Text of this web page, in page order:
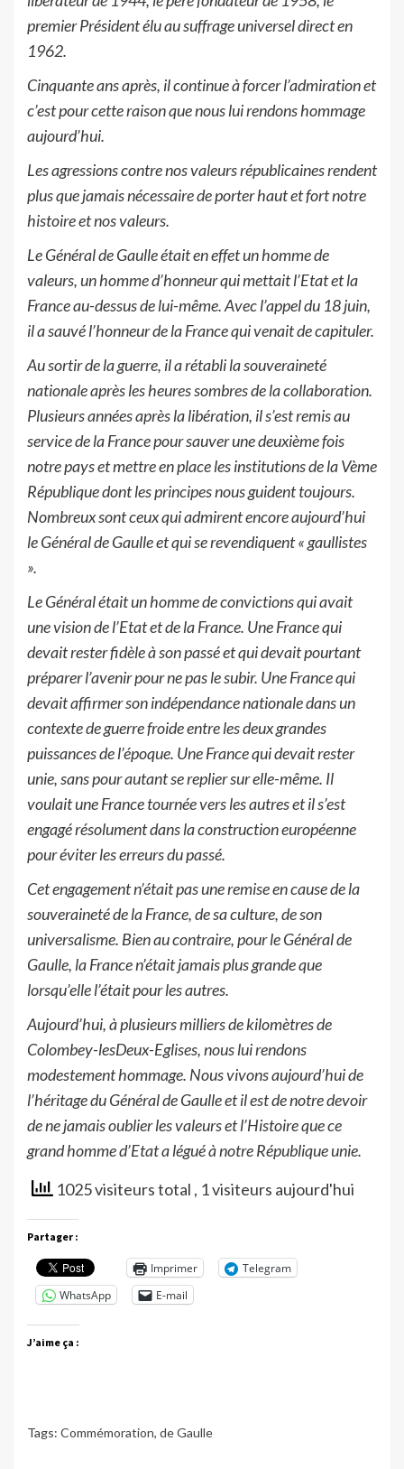
premier Président élu au suffrage universel direct en
1962.
Cinquante ans après, il continue à forcer l’admiration et
c’est pour cette raison que nous lui rendons hommage
aujourd’hui.
Les agressions contre nos valeurs républicaines rendent
plus que jamais nécessaire de porter haut et fort notre
histoire et nos valeurs.
Le Général de Gaulle était en effet un homme de
valeurs, un homme d’honneur qui mettait l’Etat et la
France au-dessus de lui-même. Avec l’appel du 18 juin,
il a sauvé l’honneur de la France qui venait de capituler.
Au sortir de la guerre, il a rétabli la souveraineté
nationale après les heures sombres de la collaboration.
Plusieurs années après la libération, il s’est remis au
service de la France pour sauver une deuxième fois
notre pays et mettre en place les institutions de la Vème
République dont les principes nous guident toujours.
Nombreux sont ceux qui admirent encore aujourd’hui
le Général de Gaulle et qui se revendiquent « gaullistes
».
Le Général était un homme de convictions qui avait
une vision de l’Etat et de la France. Une France qui
devait rester fidèle à son passé et qui devait pourtant
préparer l’avenir pour ne pas le subir. Une France qui
devait affirmer son indépendance nationale dans un
contexte de guerre froide entre les deux grandes
puissances de l’époque. Une France qui devait rester
unie, sans pour autant se replier sur elle-même. Il
voulait une France tournée vers les autres et il s’est
engagé résolument dans la construction européenne
pour éviter les erreurs du passé.
Cet engagement n’était pas une remise en cause de la
souveraineté de la France, de sa culture, de son
universalisme. Bien au contraire, pour le Général de
Gaulle, la France n’était jamais plus grande que
lorsqu’elle l’était pour les autres.
Aujourd’hui, à plusieurs milliers de kilomètres de
Colombey-lesDeux-Eglises, nous lui rendons
modestement hommage. Nous vivons aujourd’hui de
l’héritage du Général de Gaulle et il est de notre devoir
de ne jamais oublier les valeurs et l’Histoire que ce
grand homme d’Etat a légué à notre République unie.
1025 visiteurs total , 1 visiteurs aujourd'hui
Partager :
Imprimer
Telegram
WhatsApp
E-mail
J’aime ça :
Tags: Commémoration, de Gaulle